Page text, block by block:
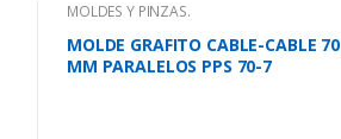
MOLDES Y PINZAS.
MOLDE GRAFITO CABLE-CABLE 70
MM PARALELOS PPS 70-7